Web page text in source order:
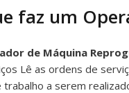
faz um
de Máquina
Lê as ordens de
a serem